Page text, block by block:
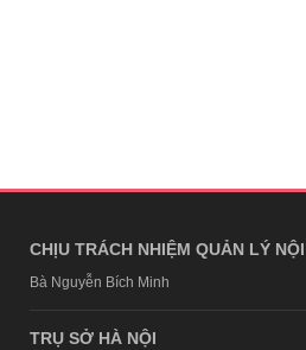
CHỊU TRÁCH NHIỆM QUẢN LÝ
Bà Nguyễn Bích Minh
TRỤ SỞ HÀ NỘI